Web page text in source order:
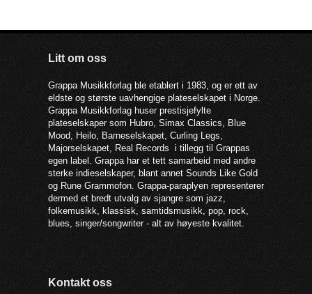
Litt om oss
Grappa Musikkforlag ble etablert i 1983, og er ett av
eldste og største uavhengige plateselskapet i Norge.
Grappa Musikkforlag huser prestisjefylte
plateselskaper som Hubro, Simax Classics, Blue
Mood, Heilo, Barneselskapet, Curling Legs,
Majorselskapet, Real Records i tillegg til Grappas
egen label. Grappa har et tett samarbeid med andre
sterke indieselskaper, blant annet Sounds Like Gold
og Rune Grammofon. Grappa-paraplyen representerer
dermed et bredt utvalg av sjangre som jazz,
folkemusikk, klassisk, samtidsmusikk, pop, rock,
blues, singer/songwriter - alt av høyeste kvalitet.
Kontakt oss